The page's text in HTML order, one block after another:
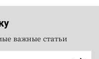
важные статьи